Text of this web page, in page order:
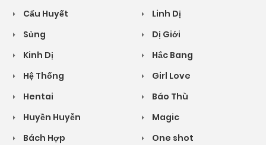
Cẩu Huyết
Linh Dị
Sủng
Dị Giới
Kinh Dị
Hắc Bang
Hệ Thống
Girl Love
Hentai
Báo Thù
Huyền Huyễn
Magic
Bách Hợp
One shot